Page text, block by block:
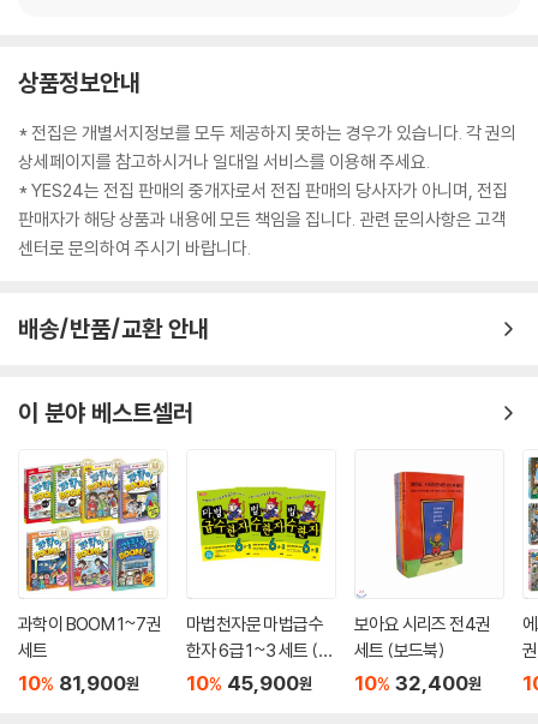
상품정보안내
* 전집은 개별서지정보를 모두 제공하지 못하는 경우가 있습니다. 각 권의
상세페이지를 참고하시거나 일대일 서비스를 이용해 주세요.
* YES24는 전집 판매의 중개자로서 전집 판매의 당사자가 아니며, 전집
판매자가 해당 상품과 내용에 모든 책임을 집니다. 관련 문의사항은 고객
센터로 문의하여 주시기 바랍니다.
배송/반품/교환 안내
이 분야 베스트셀러
과학이 BOOM 1~7권
세트
10% 81,900원
마법천자문 마법급수
한자 6급 1~3 세트 (전
3권, 최신개정판)
10% 45,900원
보아요 시리즈 전4권
세트 (보드북)
10% 32,400원